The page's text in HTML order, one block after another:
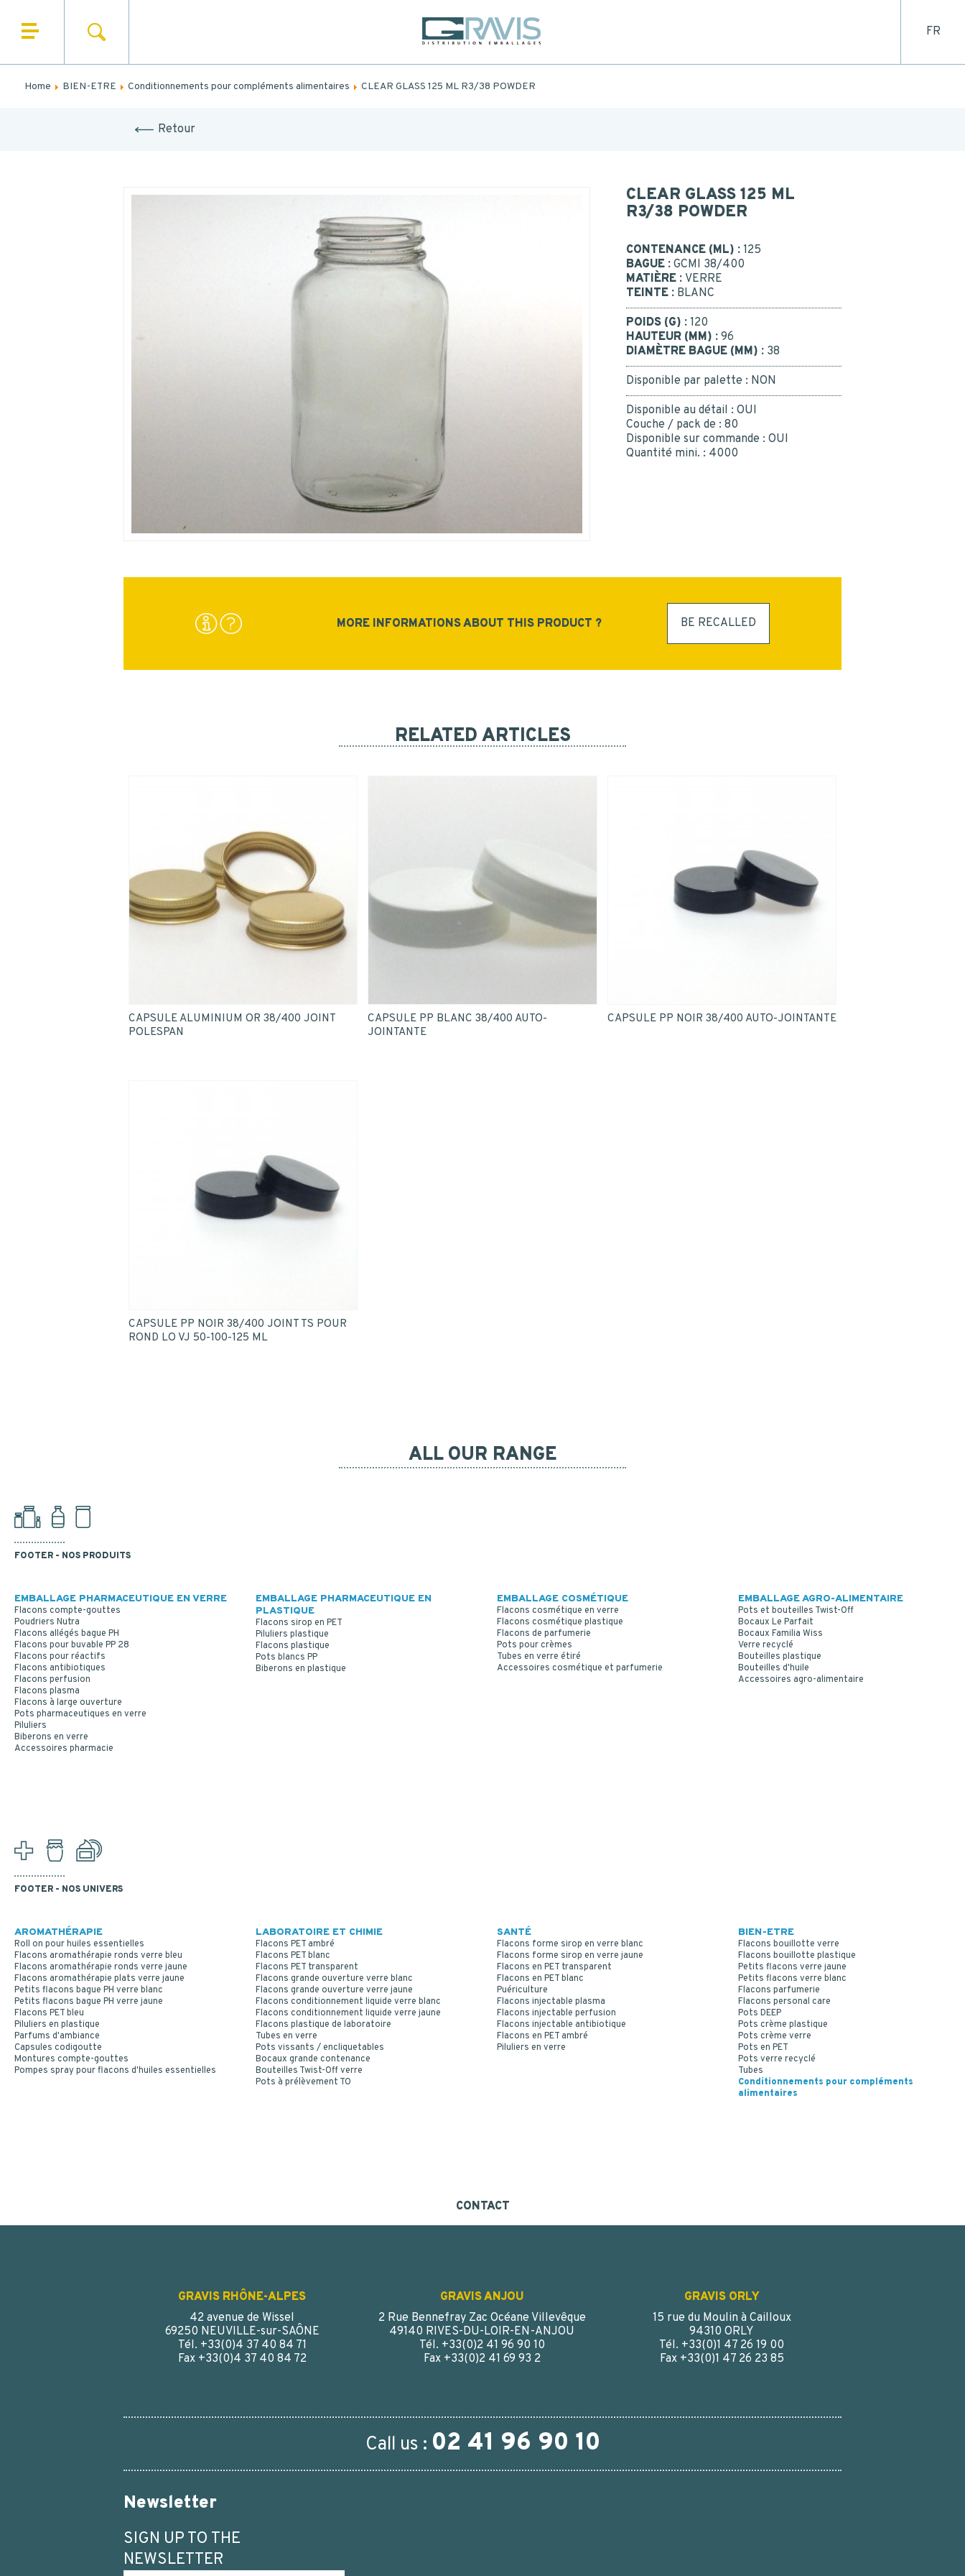
WHO ARE WE
Or call us : 02 41 96 90 10
FR
Home BIEN-ETRE Conditionnements pour compléments alimentaires CLEAR GLASS 125 ML R3/38 POWDER
Retour
CLEAR GLASS 125 ML
R3/38 POWDER
CONTENANCE (ML) : 125
BAGUE : GCMI 38/400
MATIÈRE : VERRE
TEINTE : BLANC
POIDS (G) : 120
HAUTEUR (MM) : 96
DIAMÈTRE BAGUE (MM) : 38
Disponible par palette : NON
Disponible au détail : OUI
Couche / pack de : 80
Disponible sur commande : OUI
Quantité mini. : 4000
MORE INFORMATIONS ABOUT THIS PRODUCT ? BE RECALLED
RELATED ARTICLES
CAPSULE ALUMINIUM OR 38/400 JOINT
POLESPAN
CAPSULE PP BLANC 38/400 AUTO-
JOINTANTE
CAPSULE PP NOIR 38/400 AUTO-JOINTANTE
CAPSULE PP NOIR 38/400 JOINT TS POUR
ROND LO VJ 50-100-125 ML
ALL OUR RANGE
FOOTER - NOS PRODUITS
EMBALLAGE PHARMACEUTIQUE EN VERRE
Flacons compte-gouttes
Poudriers Nutra
Flacons allégés bague PH
Flacons pour buvable PP 28
Flacons pour réactifs
Flacons antibiotiques
Flacons perfusion
Flacons plasma
Flacons à large ouverture
Pots pharmaceutiques en verre
Piluliers
Biberons en verre
Accessoires pharmacie
EMBALLAGE PHARMACEUTIQUE EN
PLASTIQUE
Flacons sirop en PET
Piluliers plastique
Flacons plastique
Pots blancs PP
Biberons en plastique
EMBALLAGE COSMÉTIQUE
Flacons cosmétique en verre
Flacons cosmétique plastique
Flacons de parfumerie
Pots pour crèmes
Tubes en verre étiré
Accessoires cosmétique et parfumerie
EMBALLAGE AGRO-ALIMENTAIRE
Pots et bouteilles Twist-Off
Bocaux Le Parfait
Bocaux Familia Wiss
Verre recyclé
Bouteilles plastique
Bouteilles d'huile
Accessoires agro-alimentaire
FOOTER - NOS UNIVERS
AROMATHÉRAPIE
Roll on pour huiles essentielles
Flacons aromathérapie ronds verre bleu
Flacons aromathérapie ronds verre jaune
Flacons aromathérapie plats verre jaune
Petits flacons bague PH verre blanc
Petits flacons bague PH verre jaune
Flacons PET bleu
Piluliers en plastique
Parfums d'ambiance
Capsules codigoutte
Montures compte-gouttes
Pompes spray pour flacons d'huiles essentielles
LABORATOIRE ET CHIMIE
Flacons PET ambré
Flacons PET blanc
Flacons PET transparent
Flacons grande ouverture verre blanc
Flacons grande ouverture verre jaune
Flacons conditionnement liquide verre blanc
Flacons conditionnement liquide verre jaune
Flacons plastique de laboratoire
Tubes en verre
Pots vissants / encliquetables
Bocaux grande contenance
Bouteilles Twist-Off verre
Pots à prélèvement TO
SANTÉ
Flacons forme sirop en verre blanc
Flacons forme sirop en verre jaune
Flacons en PET transparent
Flacons en PET blanc
Puériculture
Flacons injectable plasma
Flacons injectable perfusion
Flacons injectable antibiotique
Flacons en PET ambré
Piluliers en verre
BIEN-ETRE
Flacons bouillotte verre
Flacons bouillotte plastique
Petits flacons verre jaune
Petits flacons verre blanc
Flacons parfumerie
Flacons personal care
Pots DEEP
Pots crème plastique
Pots crème verre
Pots en PET
Pots verre recyclé
Tubes
Conditionnements pour compléments
alimentaires
CONTACT
GRAVIS RHÔNE-ALPES
42 avenue de Wissel
69250 NEUVILLE-sur-SAÔNE
Tél. +33(0)4 37 40 84 71
Fax +33(0)4 37 40 84 72
GRAVIS ANJOU
2 Rue Bennefray Zac Océane Villevêque
49140 RIVES-DU-LOIR-EN-ANJOU
Tél. +33(0)2 41 96 90 10
Fax +33(0)2 41 69 93 2
GRAVIS ORLY
15 rue du Moulin à Cailloux
94310 ORLY
Tél. +33(0)1 47 26 19 00
Fax +33(0)1 47 26 23 85
Call us : 02 41 96 90 10
Newsletter
SIGN UP TO THE
NEWSLETTER
FIRST
Postal
code*
MESSAGE
I consent to the collection, processing, use of my
personal data.